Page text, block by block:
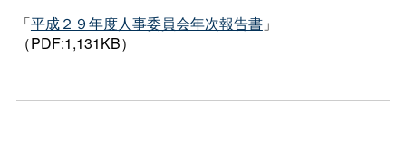
「平成２９年度人事委員会年次報告書」
（PDF:1,131KB）